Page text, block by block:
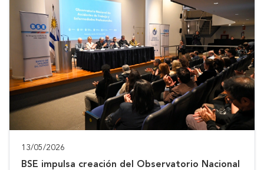
13/05/2026
BSE impulsa creación del Observatorio Nacional